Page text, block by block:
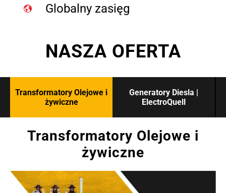
Globalny zasięg
NASZA OFERTA
Transformatory Olejowe i
żywiczne
Generatory Diesla |
ElectroQuell
Transformatory Olejowe i
żywiczne